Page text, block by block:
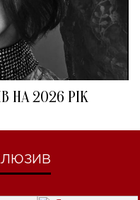
НА 2026 РІК